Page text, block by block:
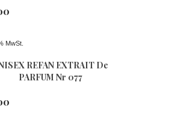
MwSt.
REFAN EXTRAIT De
PARFUM Nr 077